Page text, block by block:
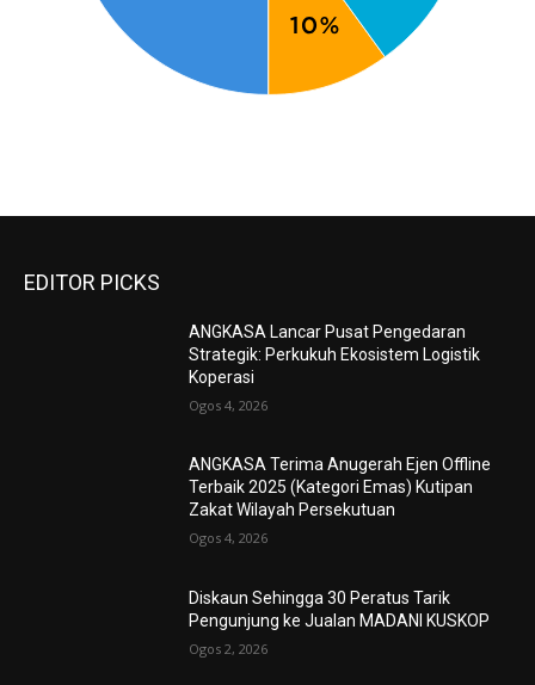
EDITOR PICKS
ANGKASA Lancar Pusat Pengedaran
Strategik: Perkukuh Ekosistem Logistik
Koperasi
Ogos 4, 2026
ANGKASA Terima Anugerah Ejen Offline
Terbaik 2025 (Kategori Emas) Kutipan
Zakat Wilayah Persekutuan
Ogos 4, 2026
Diskaun Sehingga 30 Peratus Tarik
Pengunjung ke Jualan MADANI KUSKOP
Ogos 2, 2026